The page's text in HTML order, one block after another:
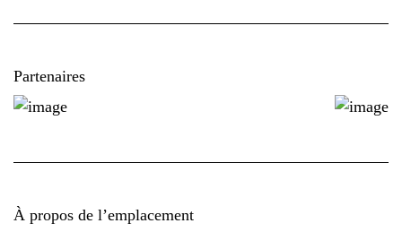
Partenaires
À propos de l’emplacement